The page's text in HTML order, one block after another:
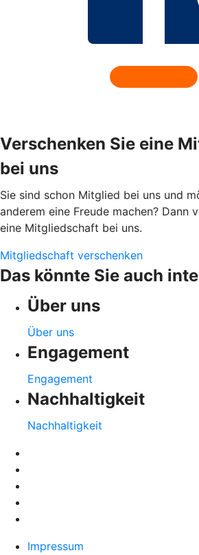
Verschenken Sie eine
bei uns
Sie sind schon Mitglied bei uns und
anderem eine Freude machen? Dann
eine Mitgliedschaft bei uns.
Mitgliedschaft verschenken
Das könnte Sie auch
Über uns
Über uns
Engagement
Engagement
Nachhaltigkeit
Nachhaltigkeit
Impressum